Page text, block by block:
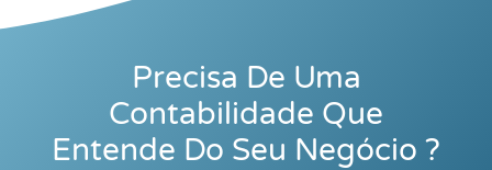
Precisa De Uma
Contabilidade Que
Entende Do Seu Negócio ?